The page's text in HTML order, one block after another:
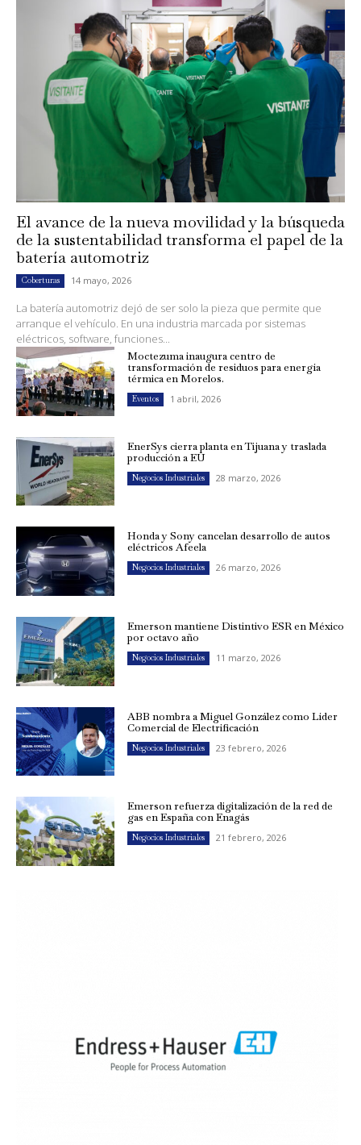
El avance de la nueva movilidad y la búsqueda
de la sustentabilidad transforma el papel de la
batería automotriz
Coberturas 14 mayo, 2026
La batería automotriz dejó de ser solo la pieza que permite que
arranque el vehículo. En una industria marcada por sistemas
eléctricos, software, funciones...
Moctezuma inaugura centro de
transformación de residuos para energía
térmica en Morelos.
Eventos 1 abril, 2026
EnerSys cierra planta en Tijuana y traslada
producción a EU
Negocios Industriales 28 marzo, 2026
Honda y Sony cancelan desarrollo de autos
eléctricos Afeela
Negocios Industriales 26 marzo, 2026
Emerson mantiene Distintivo ESR en México
por octavo año
Negocios Industriales 11 marzo, 2026
ABB nombra a Miguel González como Líder
Comercial de Electrificación
Negocios Industriales 23 febrero, 2026
Emerson refuerza digitalización de la red de
gas en España con Enagás
Negocios Industriales 21 febrero, 2026